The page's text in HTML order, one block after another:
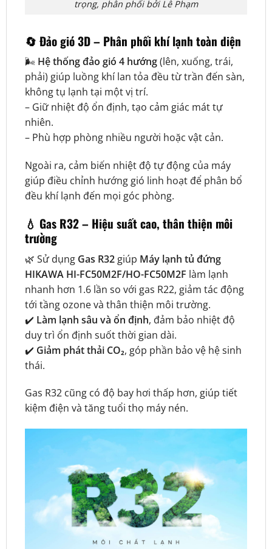
trọng, phân phối bởi Lê Phạm
🔄 Đảo gió 3D – Phân phối khí lạnh toàn diện
🌬️ Hệ thống đảo gió 4 hướng(lên, xuống, trái,
phải) giúp luồng khí lan tỏa đều từ trần đến sàn,
không tụ lạnh tại một vị trí.
– Giữ nhiệt độ ổn định, tạo cảm giác mát tự
nhiên.
– Phù hợp phòng nhiều người hoặc vật cản.
Ngoài ra, cảm biến nhiệt độ tự động của máy
giúp điều chỉnh hướng gió linh hoạt để phân bổ
đều khí lạnh đến mọi góc phòng.
💧 Gas R32 – Hiệu suất cao, thân thiện môi
trường
🌿 Sử dụng Gas R32giúp Máy lạnh tủ đứng
HIKAWA HI-FC50M2F/HO-FC50M2F làm lạnh
nhanh hơn 1.6 lần so với gas R22, giảm tác động
tới tầng ozone và thân thiện môi trường.
✔️ Làm lạnh sâu và ổn định, đảm bảo nhiệt độ
duy trì ổn định suốt thời gian dài.
✔️ Giảm phát thải CO₂, góp phần bảo vệ hệ sinh
thái.
Gas R32 cũng có độ bay hơi thấp hơn, giúp tiết
kiệm điện và tăng tuổi thọ máy nén.